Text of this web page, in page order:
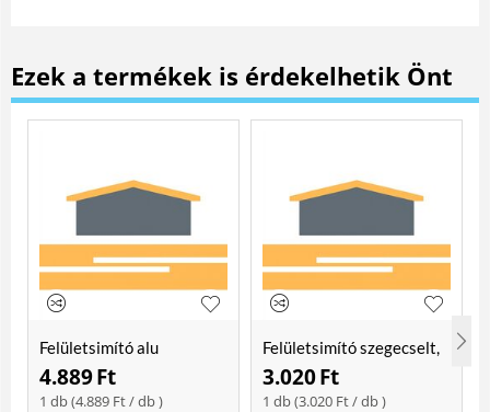
Ezek a termékek is érdekelhetik Önt
Felületsimító alu
erősített, rome 400 mm
Soft
4.889Ft
1 db (4.889 Ft/ db )
Felületsimító szegecselt,
rome 400mm
3.020Ft
1 db (3.020 Ft/ db )